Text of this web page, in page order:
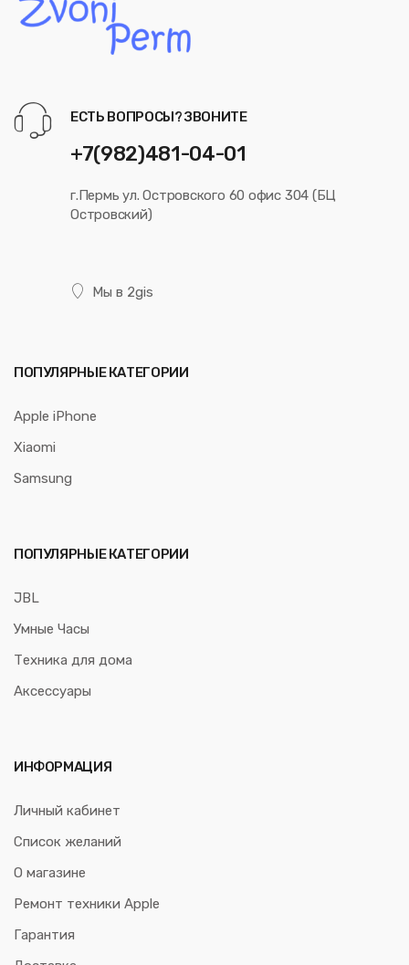
ЕСТЬ ВОПРОСЫ? ЗВОНИТЕ
+7(982)481-04-01
г.Пермь ул. Островского 60 офис 304 (БЦ
Островский)
Мы в 2gis
ПОПУЛЯРНЫЕ КАТЕГОРИИ
Apple iPhone
Xiaomi
Samsung
ПОПУЛЯРНЫЕ КАТЕГОРИИ
JBL
Умные Часы
Техника для дома
Аксессуары
ИНФОРМАЦИЯ
Личный кабинет
Список желаний
О магазине
Ремонт техники Apple
Гарантия